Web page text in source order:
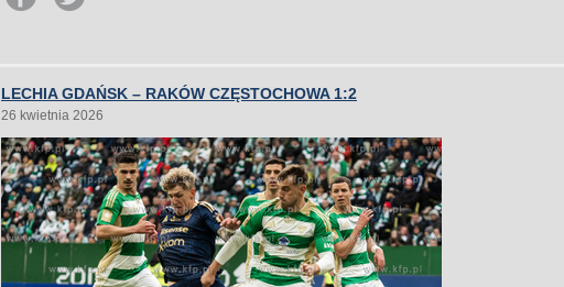
LECHIA GDAŃSK – RAKÓW CZĘSTOCHOWA 1:2
26 kwietnia 2026